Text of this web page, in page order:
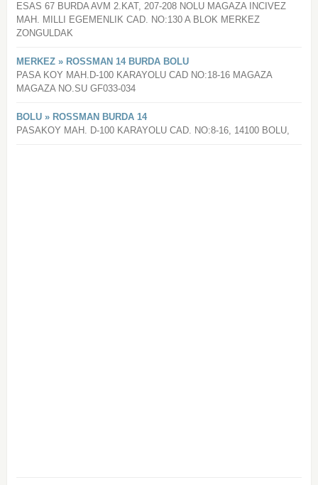
ESAS 67 BURDA AVM 2.KAT, 207-208 NOLU MAGAZA INCIVEZ
MAH. MILLI EGEMENLIK CAD. NO:130 A BLOK MERKEZ
ZONGULDAK
MERKEZ » ROSSMAN 14 BURDA BOLU
PASA KOY MAH.D-100 KARAYOLU CAD NO:18-16 MAGAZA
MAGAZA NO.SU GF033-034
BOLU » ROSSMAN BURDA 14
PASAKOY MAH. D-100 KARAYOLU CAD. NO:8-16, 14100 BOLU,